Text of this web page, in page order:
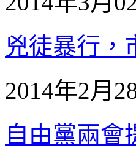
兇徒暴行，
2014年2月
自由黨兩會